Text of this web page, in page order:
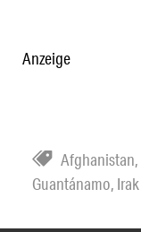
Anzeige
Afghanistan,
Guantánamo, Irak